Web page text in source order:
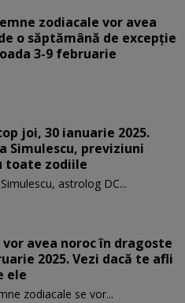
zodiacale vor avea
o săptămână de excepție
3-9 februarie
joi, 30 ianuarie 2025.
Simulescu, previziuni
toate zodiile
astrolog DC...
vor avea noroc în dragoste
2025. Vezi dacă te afli
ele
zodiacale se vor...